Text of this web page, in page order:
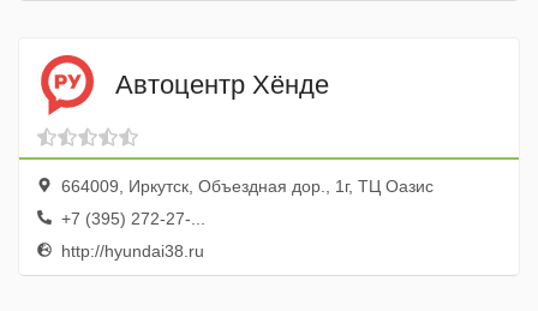
Автоцентр Хёнде
664009, Иркутск, Объездная дор., 1г, ТЦ Оазис
+7 (395) 272-27-...
http://hyundai38.ru